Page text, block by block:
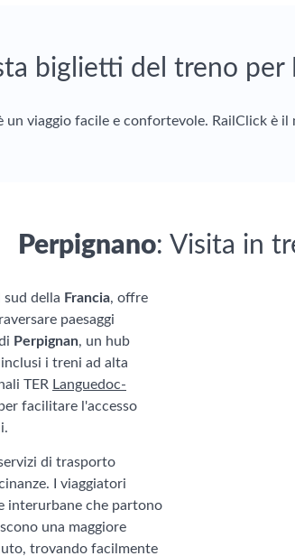
biglietti del treno per
un viaggio facile e confortevole. RailClick è
Perpignano: Visita in
sud della Francia, offre
paesaggi
Perpignan, un hub
i treni ad alta
TER Languedoc-
facilitare l'accesso
di trasporto
I viaggiatori
interurbane che partono
una maggiore
trovando facilmente